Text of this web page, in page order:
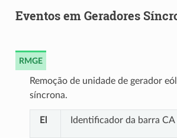
Eventos em Geradores
RMGE
Remoção de unidade de gerador
síncrona.
El Identificador da barra